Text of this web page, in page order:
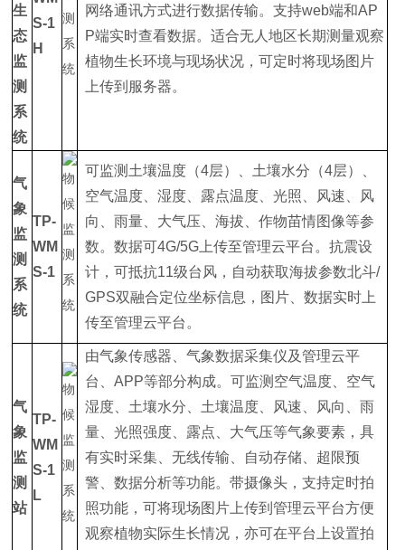
生
态
监
测
系
统
S-1
H
网络通讯方式进行数据传输。支持web端和AP
P端实时查看数据。适合无人地区长期测量观察
植物生长环境与现场状况，可定时将现场图片
上传到服务器。
气
象
监
测
系
统
TP-
WM
S-1
可监测土壤温度（4层）、土壤水分（4层）、
空气温度、湿度、露点温度、光照、风速、风
向、雨量、大气压、海拔、作物苗情图像等参
数。数据可4G/5G上传至管理云平台。抗震设
计，可抵抗11级台风，自动获取海拔参数北斗/
GPS双融合定位坐标信息，图片、数据实时上
传至管理云平台。
气
象
监
测
站
TP-
WM
S-1
L
由气象传感器、气象数据采集仪及管理云平
台、APP等部分构成。可监测空气温度、空气
湿度、土壤水分、土壤温度、风速、风向、雨
量、光照强度、露点、大气压等气象要素，具
有实时采集、无线传输、自动存储、超限预
警、数据分析等功能。带摄像头，支持定时拍
照功能，可将现场图片上传到管理云平台方便
观察植物实际生长情况，亦可在平台上设置拍